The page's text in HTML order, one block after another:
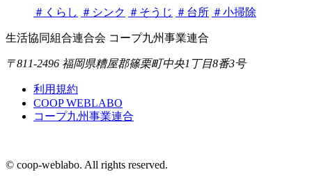
タ
＃くらし ＃シンク ＃そうじ ＃台所 ＃小掃除
生活協同組合連合会 コープ九州事業連合
〒811-2496 福岡県糟屋郡篠栗町中央1丁目8番3号
利用規約
COOP WEBLABO
コープ九州事業連合
© coop-weblabo. All rights reserved.